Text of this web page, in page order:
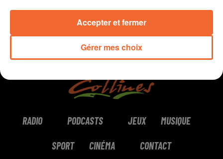
RADIO PODCASTS JEUX MUSIQUE
SPORT CINÉMA CONTACT
Gérer mes choix
Accepter et fermer